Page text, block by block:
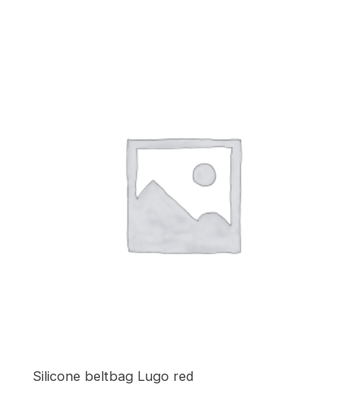
Silicone beltbag Lugo red